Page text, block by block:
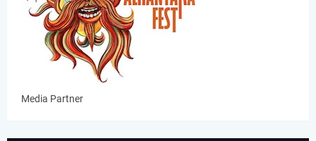
Media Partner